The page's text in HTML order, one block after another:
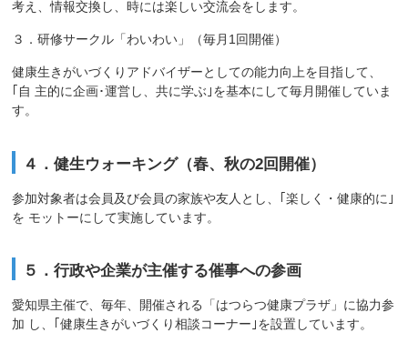
考え、情報交換し、時には楽しい交流会をします。
３．研修サークル「わいわい」（毎月1回開催）
健康生きがいづくりアドバイザーとしての能力向上を目指して、
｢自 主的に企画･運営し、共に学ぶ｣を基本にして毎月開催していま
す。
４．健生ウォーキング（春、秋の2回開催）
参加対象者は会員及び会員の家族や友人とし、｢楽しく・健康的に｣
を モットーにして実施しています。
５．行政や企業が主催する催事への参画
愛知県主催で、毎年、開催される「はつらつ健康プラザ」に協力参
加 し、｢健康生きがいづくり相談コーナー｣を設置しています。